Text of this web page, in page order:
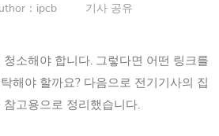
：ipcb 기사 공유
청소해야 합니다. 그렇다면 어떤 링크를
해야 할까요? 다음으로 전기기사의 집
고용으로 정리했습니다.